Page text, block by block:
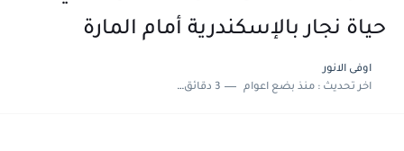
حياة نجار بالإسكندرية أمام المارة
اوفى الانور
اخر تحديث :منذ بضع اعوام 3 دقائق للقراءة